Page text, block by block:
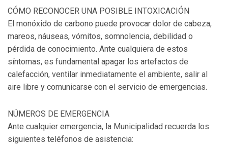
CÓMO RECONOCER UNA POSIBLE INTOXICACIÓN
El monóxido de carbono puede provocar dolor de cabeza,
mareos, náuseas, vómitos, somnolencia, debilidad o
pérdida de conocimiento. Ante cualquiera de estos
síntomas, es fundamental apagar los artefactos de
calefacción, ventilar inmediatamente el ambiente, salir al
aire libre y comunicarse con el servicio de emergencias.
NÚMEROS DE EMERGENCIA
Ante cualquier emergencia, la Municipalidad recuerda los
siguientes teléfonos de asistencia: